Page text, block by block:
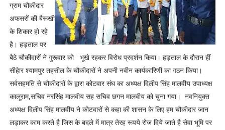
ग्राम चौकीदार
अफसरों की बैरूखी
के शिकार हो रहे
है। हड़ताल पर
बैठे चौकीदारों ने गुरूवार को भूखे रहकर विरोध प्रदर्शन किया। हड़ताल के दौरान हीं
सीहेार श्यामपुर तहसील के चौकीदारों ने अपनी नवीन कार्यकारिणी का गठन किया।
सर्वसहमति से चौकीदारों के द्वारा कोटवार संघ का अध्यक्ष दिलीप सिंह मालवीय उपाध्यक्ष
कालूराम,सचिव नरसिंह मालवीय सह सचिव छगन मालवीय को चुना गया। नवनियुक्त
अध्यक्ष दिलीप सिंह मालवीय ने कोटवारों से कहा की शासन के लिए हम चौकीदार जान
लड़ाकर काम करते है जिस के बदले में मात्र तेरह रूपये रोज दिये जाते है सेवा भूमि पर